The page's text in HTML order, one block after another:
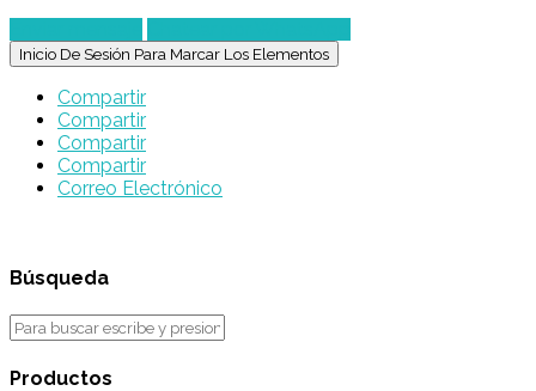
Inicio De Sesión Para Marcar Los Elementos
Compartir
Compartir
Compartir
Compartir
Correo Electrónico
Búsqueda
Productos